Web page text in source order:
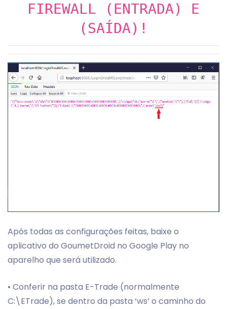
FIREWALL (ENTRADA) E
(SAÍDA)!
Após todas as configurações feitas, baixe o
aplicativo do GoumetDroid no Google Play no
aparelho que será utilizado.
• Conferir na pasta E-Trade (normalmente
C:\ETrade), se dentro da pasta ‘ws’ o caminho do